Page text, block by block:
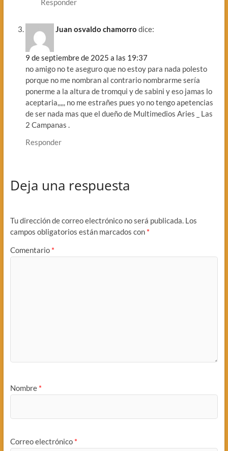
Responder
Juan osvaldo chamorro dice:
9 de septiembre de 2025 a las 19:37
no amigo no te aseguro que no estoy para nada polesto
porque no me nombran al contrario nombrarme sería
ponerme a la altura de tromqui y de sabini y eso jamas lo
aceptaria,,,,, no me estrañes pues yo no tengo apetencias
de ser nada mas que el dueño de Multimedios Aries _ Las
2 Campanas .
Responder
Deja una respuesta
Tu dirección de correo electrónico no será publicada. Los
campos obligatorios están marcados con *
Comentario *
Nombre *
Correo electrónico *